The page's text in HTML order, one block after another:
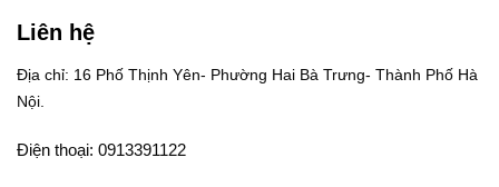
Liên hệ
Địa chỉ: 16 Phố Thịnh Yên- Phường Hai Bà Trưng- Thành Phố Hà
Nội.
Điện thoại: 0913391122